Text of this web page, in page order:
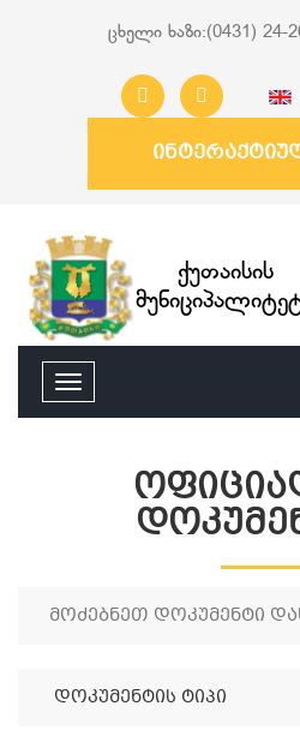
ცხელი ხაზი:(0431) 24-
ქუთაისის